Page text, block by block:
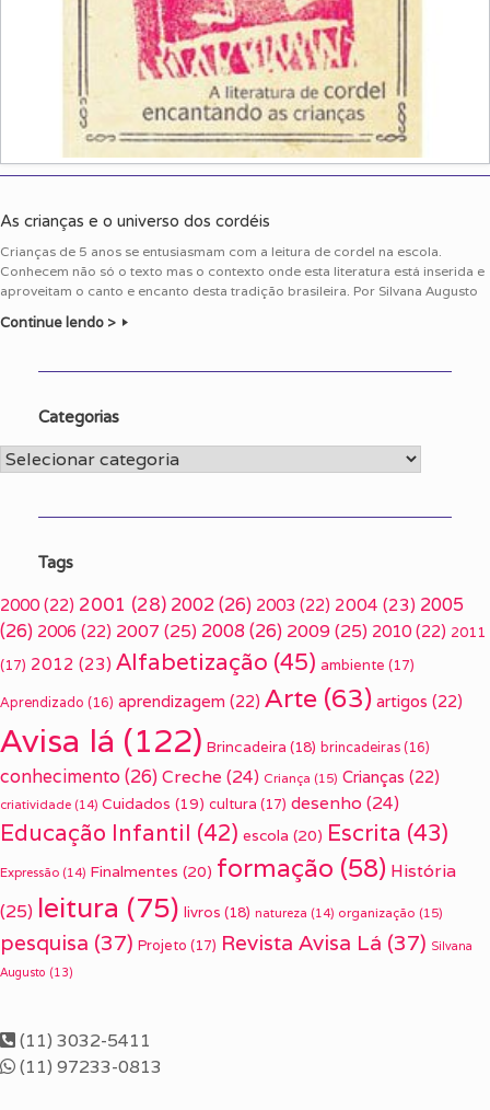
As crianças e o universo dos cordéis
Crianças de 5 anos se entusiasmam com a leitura de cordel na escola.
Conhecem não só o texto mas o contexto onde esta literatura está inserida e
aproveitam o canto e encanto desta tradição brasileira. Por Silvana Augusto
Continue lendo >
Categorias
Categorias
Tags
2000 (22) 2001 (28) 2002(26) 2003 (22) 2004 (23) 2005
(26) 2006 (22) 2007 (25) 2008(26) 2009(25) 2010 (22) 2011
(17) 2012 (23) Alfabetização (45) ambiente (17)
Aprendizado (16) aprendizagem (22) Arte (63) artigos (22)
Avisa lá (122) Brincadeira (18) brincadeiras (16)
conhecimento(26) Creche (24) Criança (15) Crianças (22)
criatividade (14) Cuidados (19) cultura (17) desenho (24)
Educação Infantil (42) escola (20) Escrita (43)
Expressão (14) Finalmentes (20) formação (58) História
(25) leitura (75) livros (18) natureza (14) organização (15)
pesquisa (37) Projeto (17) Revista Avisa Lá (37) Silvana
Augusto (13)
(11) 3032-5411
(11) 97233-0813